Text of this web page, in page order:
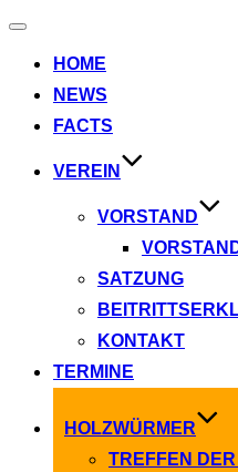
Navigation
HOME
NEWS
FACTS
VEREIN
VORSTAND
SATZUNG
KONTAKT
TERMINE
HOLZWÜRMER
TREFFEN